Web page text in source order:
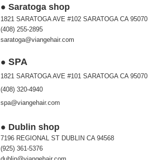
● Saratoga shop
1821 SARATOGA AVE #102 SARATOGA CA 95070
(408) 255-2895
saratoga@viangehair.com
● SPA
1821 SARATOGA AVE #101 SARATOGA CA 95070
(408) 320-4940
spa@viangehair.com
● Dublin shop
7196 REGIONAL ST DUBLIN CA 94568
(925) 361-5376